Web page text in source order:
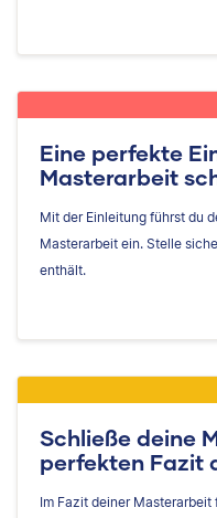
Eine perfekte
Masterarbeit
Mit der Einleitung führst du
Masterarbeit ein. Stelle
enthält.
Schließe deine
perfekten Fazit
Im Fazit deiner